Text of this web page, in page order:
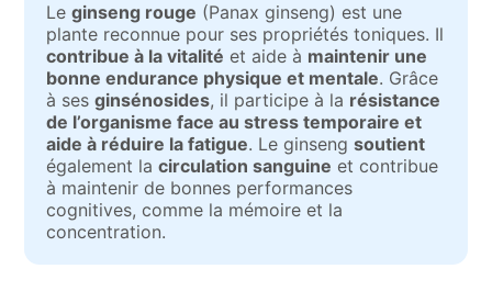
Leginseng rouge (Panax ginseng) est une
plante reconnue pour ses propriétés toniques. Il
contribue à la vitalité et aide à maintenir une
bonne endurance physique et mentale. Grâce
à sesginsénosides, il participe à la résistance
de l’organisme face au stress temporaire et
aide à réduire la fatigue. Le ginsengsoutient
également lacirculation sanguine et contribue
à maintenir de bonnes performances
cognitives, comme la mémoire et la
concentration.